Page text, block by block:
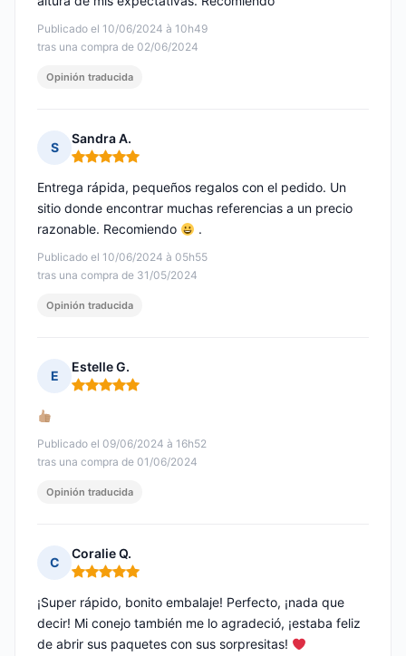
Publicado el 10/06/2024 à 10h49
tras una compra de 02/06/2024
Opinión traducida
S
Sandra A.
Nota: 5 de 5
Publicado el 10/06/2024 à 05h55
tras una compra de 31/05/2024
Entrega rápida, pequeños regalos con el pedido. Un
sitio donde encontrar muchas referencias a un precio
razonable. Recomiendo
.
Opinión traducida
E
Estelle G.
Nota: 5 de 5
Publicado el 09/06/2024 à 16h52
tras una compra de 01/06/2024
Opinión traducida
C
Coralie Q.
Nota: 5 de 5
¡Super rápido, bonito embalaje! Perfecto, ¡nada que
decir! Mi conejo también me lo agradeció, ¡estaba feliz
de abrir sus paquetes con sus sorpresitas!